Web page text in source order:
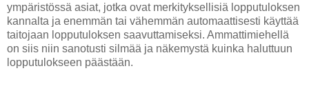
ympäristössä asiat, jotka ovat merkityksellisiä lopputuloksen
kannalta ja enemmän tai vähemmän automaattisesti käyttää
taitojaan lopputuloksen saavuttamiseksi. Ammattimiehellä
on siis niin sanotusti silmää ja näkemystä kuinka haluttuun
lopputulokseen päästään.